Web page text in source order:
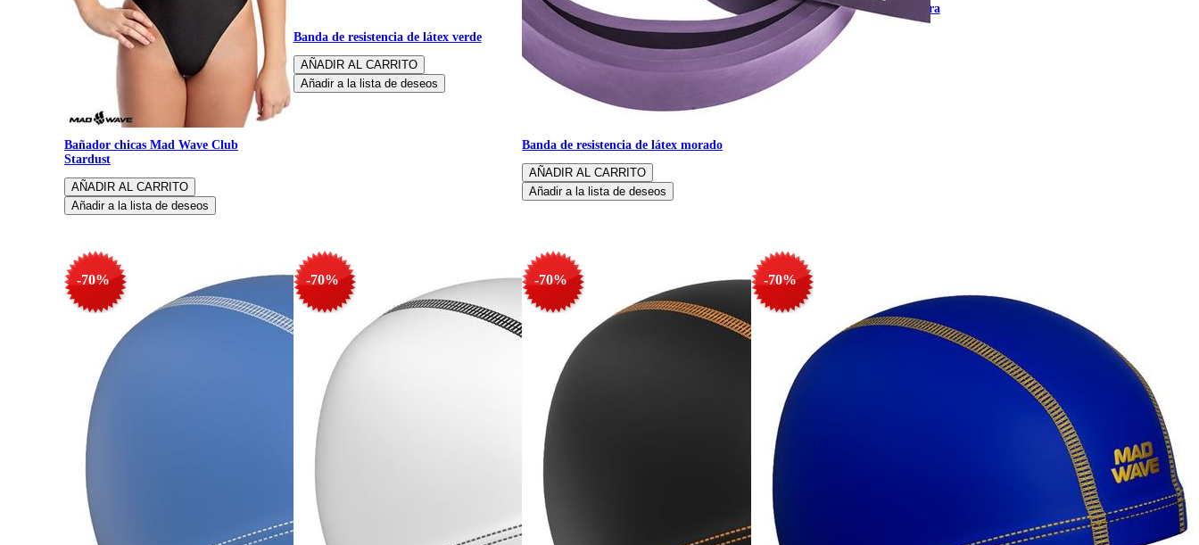
Bañador chicas Mad Wave Club
Stardust
Banda de resistencia de látex verde
Banda de resistencia de látex morado
Banda de resistencia de látex negra
-70% -70% -70% -70%